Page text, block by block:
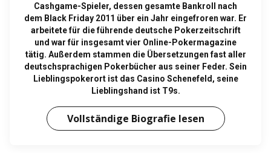
Cashgame-Spieler, dessen gesamte Bankroll nach
dem Black Friday 2011 über ein Jahr eingefroren war. Er
arbeitete für die führende deutsche Pokerzeitschrift
und war für insgesamt vier Online-Pokermagazine
tätig. Außerdem stammen die Übersetzungen fast aller
deutschsprachigen Pokerbücher aus seiner Feder. Sein
Lieblingspokerort ist das Casino Schenefeld, seine
Lieblingshand ist T9s.
Vollständige Biografie lesen